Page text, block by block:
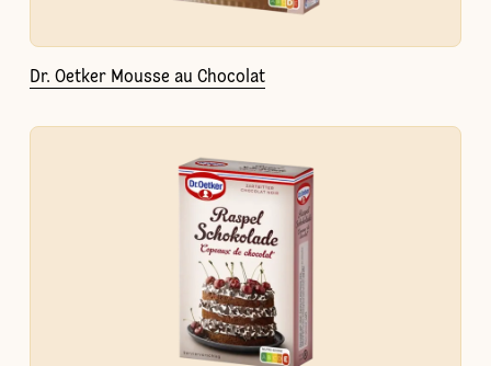
Dr. Oetker Mousse au Chocolat